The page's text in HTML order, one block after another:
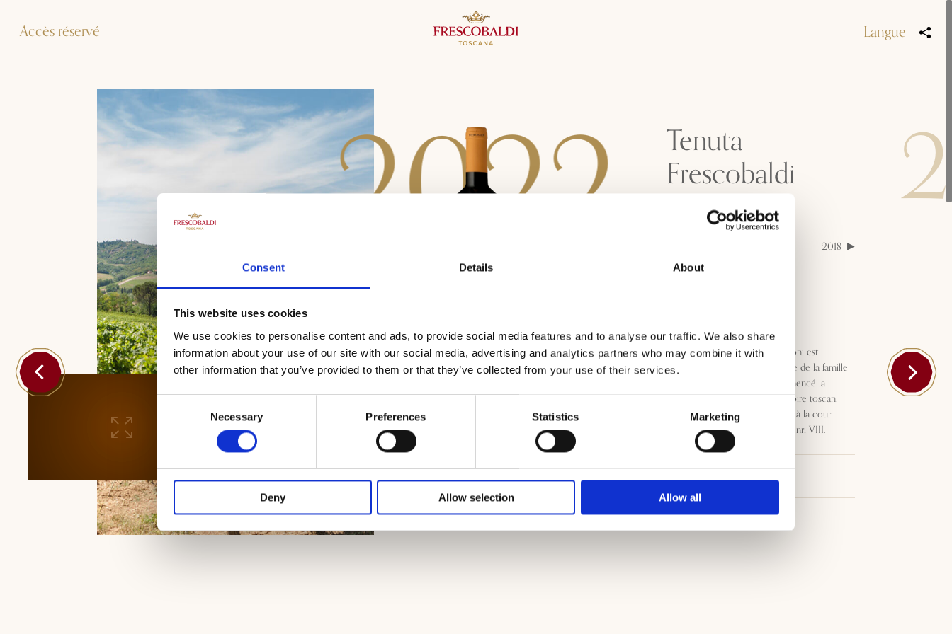
Consent Details About
This website uses cookies
We use cookies to personalise content and ads, to provide social media features and to analyse our traffic. We also share
information about your use of our site with our social media, advertising and analytics partners who may combine it with
other information that you’ve provided to them or that they’ve collected from your use of their services.
Necessary Preferences Statistics Marketing
Deny Allow selection Allow all
Accès réservé Langue
Tenuta
Frescobaldi
Castiglioni
2018
Depuis 1300, la Tenuta Castiglioni est
l'emblème de la tradition viticole de la famille
Frescobaldi. C'est ici qu'a commencé la
production de vins liés au territoire toscan,
appréciés dans les années 1500 à la cour
papale et à la cour anglaise d'Henri VIII.
Téléchargements
2022 2